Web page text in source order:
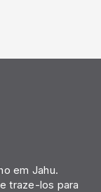
em Jahu.
traze-los para